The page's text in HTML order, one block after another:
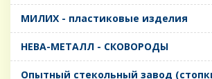
МИЛИХ - пластиковые изделия
НЕВА-МЕТАЛЛ - СКОВОРОДЫ
Опытный стекольный завод